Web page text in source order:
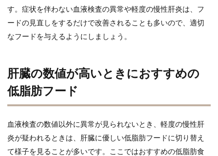
す。症状を伴わない血液検査の異常や軽度の慢性肝炎は、フ
ードの見直しをするだけで改善されることも多いので、適切
なフードを与えるようにしましょう。
肝臓の数値が高いときにおすすめの
低脂肪フード
血液検査の数値以外に異常が見られないとき、軽度の慢性肝
炎が疑われるときは、肝臓に優しい低脂肪フードに切り替え
て様子を見ることが多いです。ここではおすすめの低脂肪食